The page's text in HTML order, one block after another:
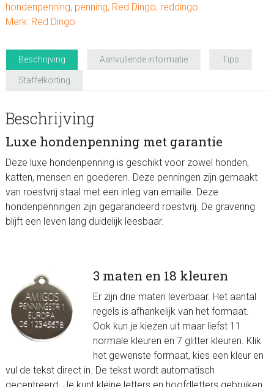
hondenpenning, penning, Red Dingo, reddingo
Merk: Red Dingo
Beschrijving Aanvullende informatie Tips
Staffelkorting
Beschrijving
Luxe hondenpenning met garantie
Deze luxe hondenpenning is geschikt voor zowel honden,
katten, mensen en goederen. Deze penningen zijn gemaakt
van roestvrij staal met een inleg van emaille. Deze
hondenpenningen zijn gegarandeerd roestvrij. De gravering
blijft een leven lang duidelijk leesbaar.
3 maten en 18 kleuren
Er zijn drie maten leverbaar. Het aantal
regels is afhankelijk van het formaat.
Ook kun je kiezen uit maar liefst 11
normale kleuren en 7 glitter kleuren. Klik
het gewenste formaat, kies een kleur en
vul de tekst direct in. De tekst wordt automatisch
gecentreerd. Je kunt kleine letters en hoofdletters gebruiken.